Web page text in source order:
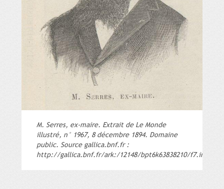
M. Serres, ex-maire. Extrait de Le Monde
illustré, n° 1967, 8 décembre 1894. Domaine
public. Source gallica.bnf.fr :
http://gallica.bnf.fr/ark:/12148/bpt6k63838210/f7.image